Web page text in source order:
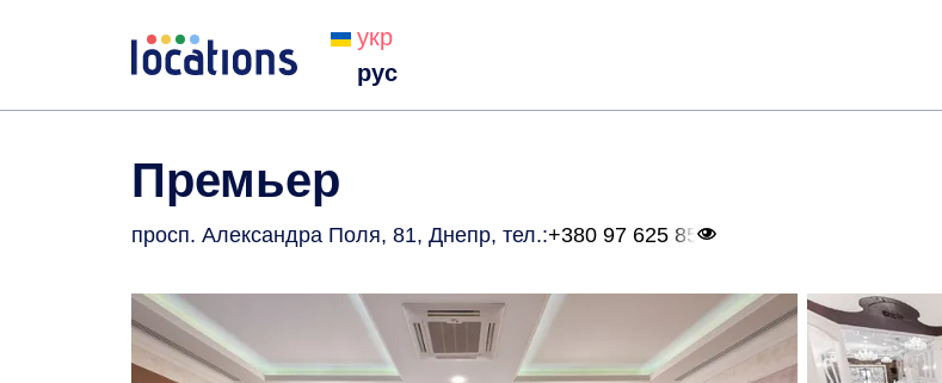
укр
рус
Премьер
просп. Александра Поля, 81, Днепр, тел.:+380 97 625 85